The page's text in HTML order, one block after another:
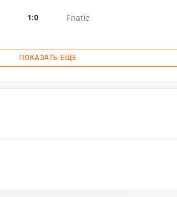
Fnatic
1 :0
ПОКАЗАТЬ ЕЩЕ